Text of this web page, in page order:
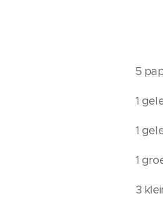
5
1
1
1
3